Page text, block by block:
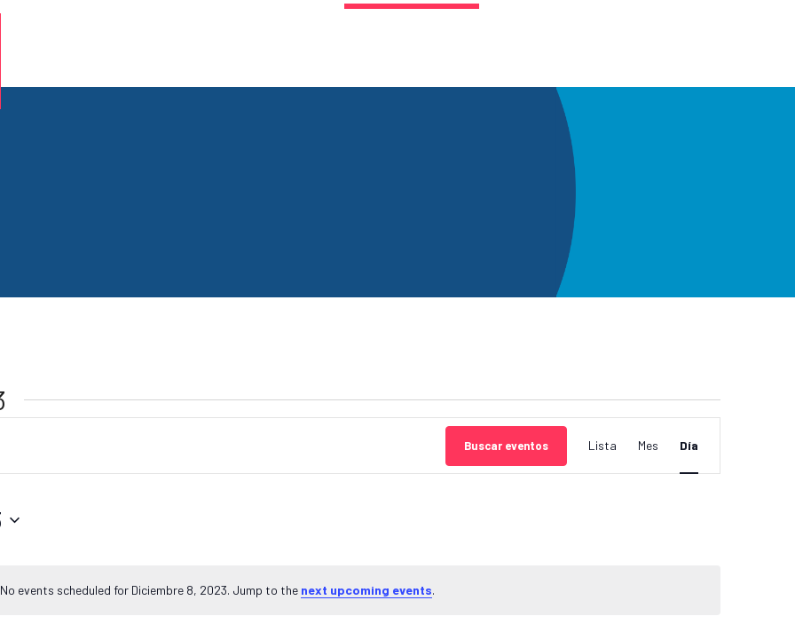
Notice
No events scheduled for Diciembre 8, 2023. Jump to the next upcoming events.
Buscar eventos
NAVEGACIÓN
POR LAS
Lista Mes Día